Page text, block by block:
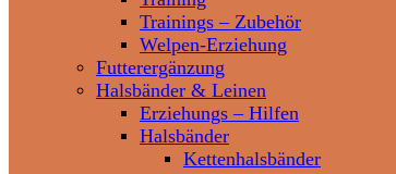
Trainings – Zubehör
Welpen-Erziehung
Futterergänzung
Halsbänder & Leinen
Erziehungs – Hilfen
Halsbänder
Kettenhalsbänder